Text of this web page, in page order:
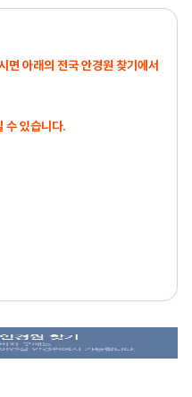
아래의 전국 안경원 찾기에서
수 있습니다.